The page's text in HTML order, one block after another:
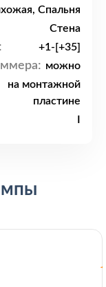
Спальня
Стена
+1-[+35]
можно
на монтажной
пластине